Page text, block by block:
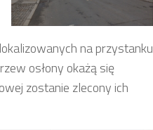
na przystanku
osłony okażą się
zostanie zlecony ich